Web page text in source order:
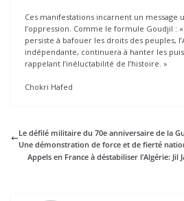
Ces manifestations incarnent un message
l’oppression. Comme le formule Goudjil :
persiste à bafouer les droits des peuples,
indépendante, continuera à hanter les
rappelant l’inéluctabilité de l’histoire. »
Chokri Hafed
Le défilé militaire du 70e anniversaire de la
Une démonstration de force et de fierté
Appels en France à déstabiliser l’Algérie: